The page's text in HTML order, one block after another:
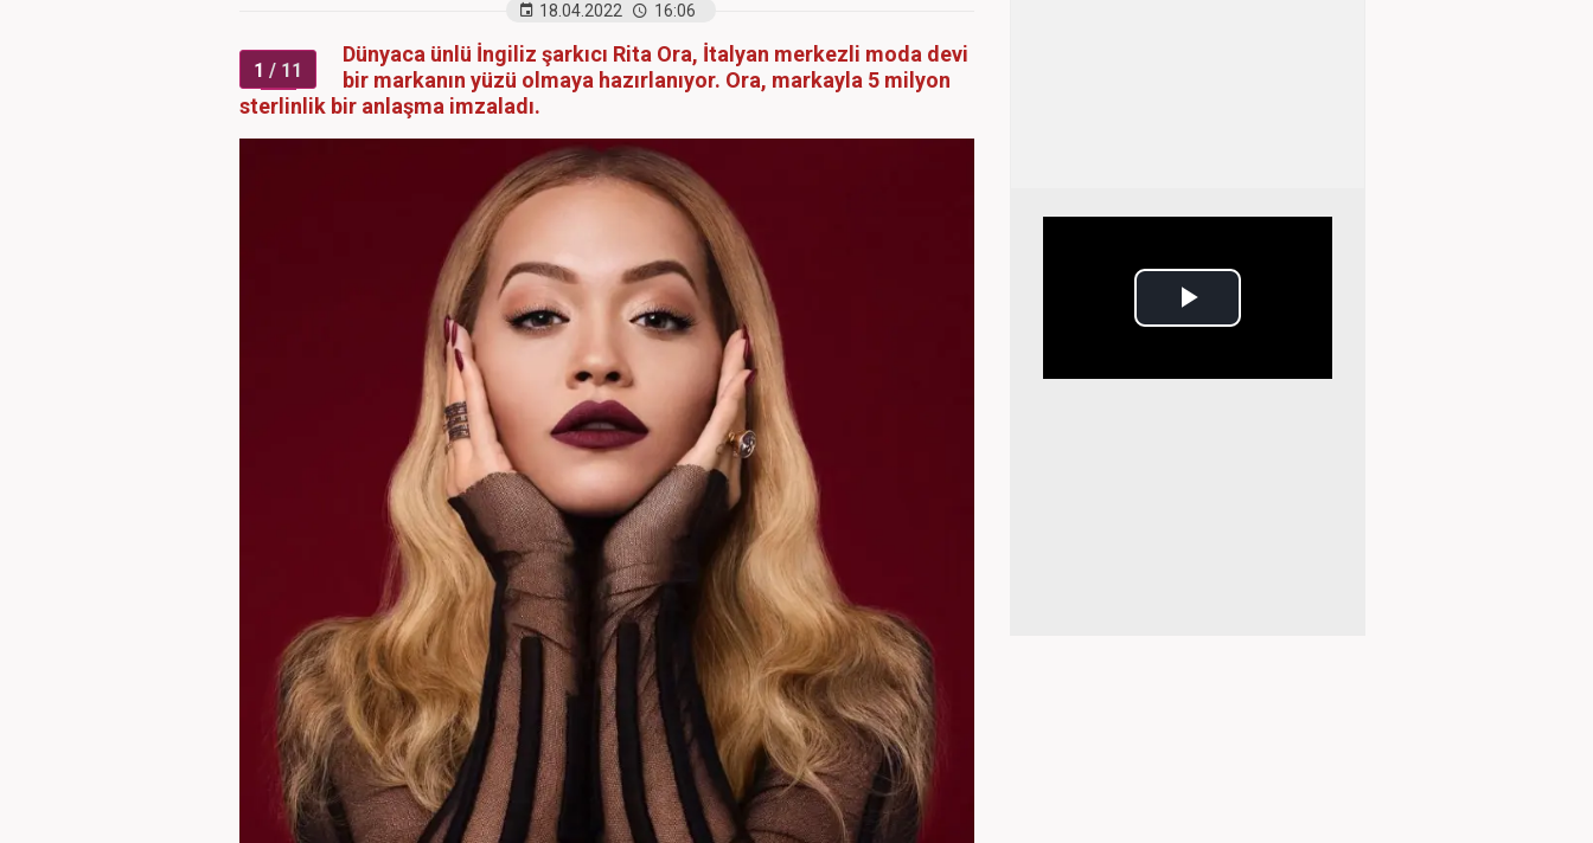
18.04.2022 16:06
1 / 11
Dünyaca ünlü İngiliz şarkıcı Rita Ora, İtalyan merkezli moda devi
bir markanın yüzü olmaya hazırlanıyor. Ora, markayla 5 milyon
sterlinlik bir anlaşma imzaladı.